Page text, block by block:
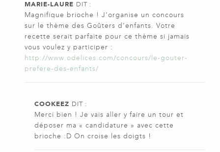
MARIE-LAURE DIT :
Magnifique brioche ! J’organise un concours
sur le thème des Goûters d’enfants. Votre
recette serait parfaite pour ce thème si jamais
vous voulez y participer :
http://www.odelices.com/concours/le-gouter-
prefere-des-enfants/
COOKEEZ DIT :
Merci bien ! Je vais aller y faire un tour et
déposer ma « candidature » avec cette
brioche :D On croise les doigts !